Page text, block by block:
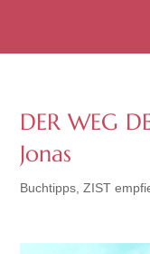
DER WEG
Jonas
Buchtipps ,ZIST